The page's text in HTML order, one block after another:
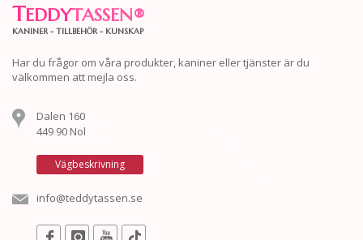
TEDDYTASSEN®
KANINER - TILLBEHÖR - KUNSKAP
Har du frågor om våra produkter, kaniner eller tjänster är du
välkommen att mejla oss.
Dalen 160
449 90 Nol
Vägbeskrivning
info@teddytassen.se